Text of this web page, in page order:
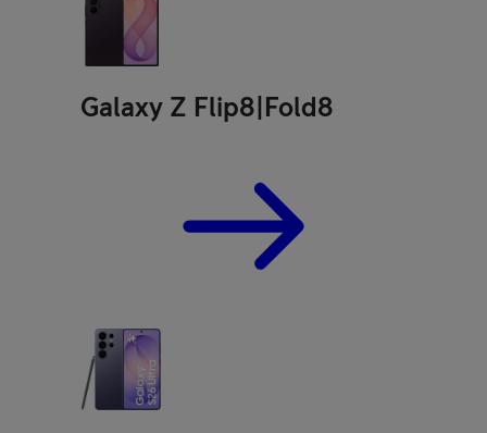
Galaxy Z Flip8|Fold8